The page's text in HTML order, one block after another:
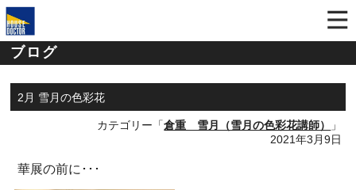
ブログ
2月 雪月の色彩花
カテゴリー「倉重 雪月（雪月の色彩花講師）
」
2021年3月9日
華展の前に･･･